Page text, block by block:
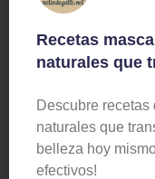
Recetas
naturales que
Descubre
naturales que
belleza hoy
efectivos!